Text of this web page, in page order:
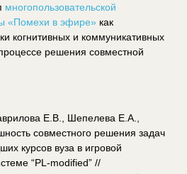
многопользовательской
«Помехи в эфире» как
когнитивных и коммуникативных
решения совместной
Е.В., Шепелева Е.А.,
совместного решения задач
курсов вуза в игровой
“PL-modified” //